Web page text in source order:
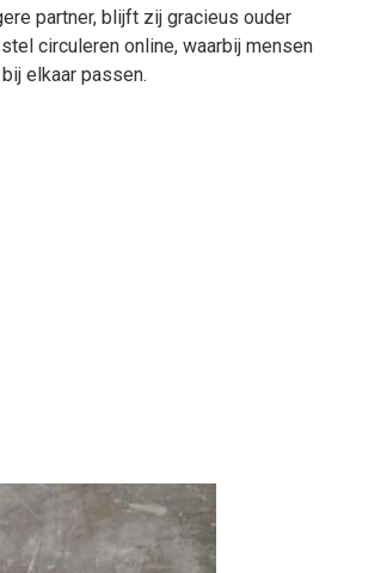
partner, blijft zij gracieus ouder
circuleren online, waarbij mensen
elkaar passen.